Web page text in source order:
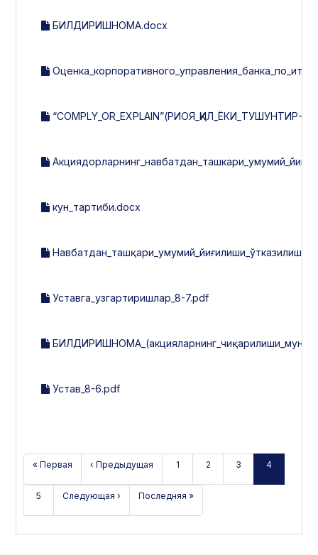
БИЛДИРИШНОМА.docx
“COMPLY_OR_EXPLAIN”(РИОЯ_ҚИЛ_ЁКИ_ТУШУНТИР-
кун_тартиби.docx
Уставга_узгартиришлар_8-7.pdf
БИЛДИРИШНОМА_(акцияларнинг_чиқарилиши_мун.б-
Устав_8-6.pdf
« Первая ‹ Предыдущая 1 2 3 4
5 Следующая › Последняя »